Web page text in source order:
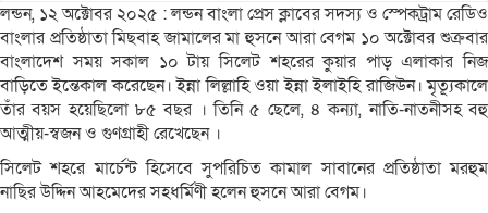
লন্ডন, ১২ অক্টোবর ২০২৫ : লন্ডন বাংলা প্রেস ক্লাবের সদস্য ও স্পেকট্রাম রেডিও
বাংলার প্রতিষ্ঠাতা মিছবাহ জামালের মা হুসনে আরা বেগম ১০ অক্টোবর শুক্রবার
বাংলাদেশ সময় সকাল ১০ টায় সিলেট শহরের কুয়ার পাড় এলাকার নিজ
বাড়িতে ইন্তেকাল করেছেন। ইন্না লিল্লাহি ওয়া ইন্না ইলাইহি রাজিউন। মৃত্যূকালে
তাঁর বয়স হয়েছিলো ৮৫ বছর । তিনি ৫ ছেলে, ৪ কন্যা, নাতি-নাতনীসহ বহু
আত্মীয়-স্বজন ও গুণগ্রাহী রেখেছেন ।
সিলেট শহরে মার্চেন্ট হিসেবে সুপরিচিত কামাল সাবানের প্রতিষ্ঠাতা মরহুম
নাছির উদ্দিন আহমেদের সহধর্মিণী হলেন হুসনে আরা বেগম।